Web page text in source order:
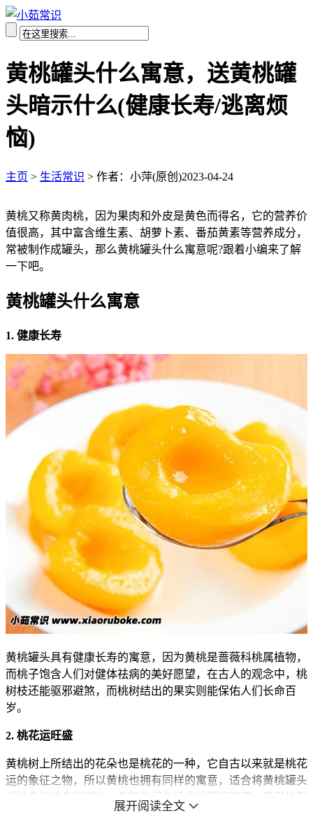
黄桃罐头什么寓意，送黄桃罐
头暗示什么(健康长寿/逃离烦
恼)
主页 > 生活常识 > 作者：小萍(原创)2023-04-24
黄桃又称黄肉桃，因为果肉和外皮是黄色而得名，它的营养价
值很高，其中富含维生素、胡萝卜素、番茄黄素等营养成分，
常被制作成罐头，那么黄桃罐头什么寓意呢?跟着小编来了解
一下吧。
黄桃罐头什么寓意
1. 健康长寿
黄桃罐头具有健康长寿的寓意，因为黄桃是蔷薇科桃属植物，
而桃子饱含人们对健体祛病的美好愿望，在古人的观念中，桃
树枝还能驱邪避煞，而桃树结出的果实则能保佑人们长命百
岁。
2. 桃花运旺盛
黄桃树上所结出的花朵也是桃花的一种，它自古以来就是桃花
运的象征之物，所以黄桃也拥有同样的寓意，适合将黄桃罐头
送给身边单身的朋友，希望他们生活中桃花运满满，早日找到
展开阅读全文